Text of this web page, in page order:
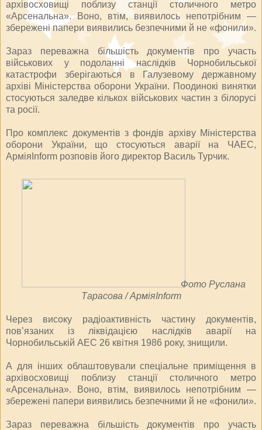
архівосховищі поблизу станції столичного метро
«Арсенальна». Воно, втім, виявилось непотрібним —
збережені папери виявились безпечними й не «фонили».
Зараз переважна більшість документів про участь
військових у подоланні наслідків Чорнобильської
катастрофи зберігаються в Галузевому державному
архіві Міністерства оборони України. Поодинокі винятки
стосуються заледве кількох військових частин з білорусі
та росії.
Про комплекс документів з фондів архіву Міністерства
оборони України, що стосуються аварії на ЧАЕС,
АрміяInform розповів його директор Василь Турчик.
Фото Руслана
Тарасова / АрміяInform
Через високу радіоактивність частину документів,
пов’язаних із ліквідацією наслідків аварії на
Чорнобильській АЕС 26 квітня 1986 року, знищили.
А для інших облаштовували спеціальне приміщення в
архівосховищі поблизу станції столичного метро
«Арсенальна». Воно, втім, виявилось непотрібним —
збережені папери виявились безпечними й не «фонили».
Зараз переважна більшість документів про участь